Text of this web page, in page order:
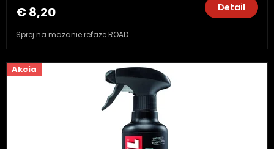
€ 8,20 Detail
Sprej na mazanie reťaze ROAD
Akcia